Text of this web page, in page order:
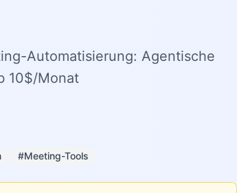
Automatisierung: Agentische
10$/Monat
#Meeting-Tools